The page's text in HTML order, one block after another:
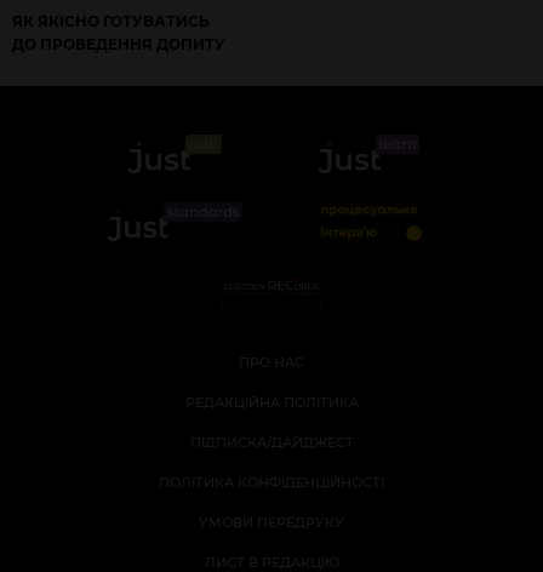
ЯК ЯКІСНО ГОТУВАТИСЬ
ДО ПРОВЕДЕННЯ ДОПИТУ
ПРО НАС
РЕДАКЦІЙНА ПОЛІТИКА
ПІДПИСКА/ДАЙДЖЕСТ
ПОЛІТИКА КОНФІДЕНЦІЙНОСТІ
УМОВИ ПЕРЕДРУКУ
ЛИСТ В РЕДАКЦІЮ